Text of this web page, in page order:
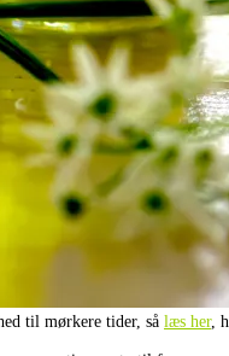
til mørkere tider, sålæs her,